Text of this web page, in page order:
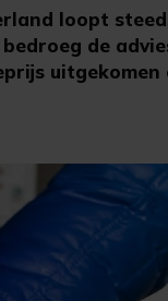
loopt
de